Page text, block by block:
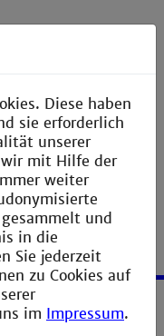
Diese haben
sie erforderlich
unserer
wir mit Hilfe der
weiter
und
in die
Sie jederzeit
zu Cookies auf
im Impressum.